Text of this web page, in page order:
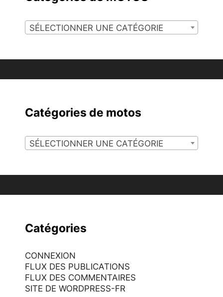
SÉLECTIONNER UNE CATÉGORIE
Catégories de motos
SÉLECTIONNER UNE CATÉGORIE
Catégories
CONNEXION
FLUX DES PUBLICATIONS
FLUX DES COMMENTAIRES
SITE DE WORDPRESS-FR